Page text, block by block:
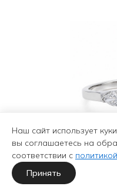
Наш сайт использует
вы соглашаетесь на
соответствии с
Принять